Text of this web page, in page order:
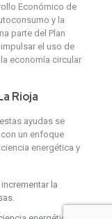
Económico de
y la
parte del Plan
el uso de
economía circular
Rioja
ayudas se
un enfoque
energética y
la